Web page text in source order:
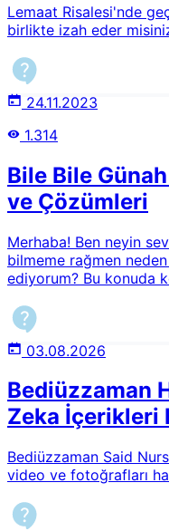
Lemaat Risalesi'nde
birlikte izah eder
24.11.2023
1.314
Bile Bile
ve Çözümleri
Merhaba! Ben neyin
bilmeme rağmen
ediyorum? Bu konuda
03.08.2026
Bediüzzaman
Zeka İçerikleri
Bediüzzaman Said
video ve fotoğrafları